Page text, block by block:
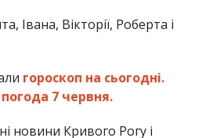
Івана, Вікторії, Роберта і
гороскоп на сьогодні.
7 червня.
новини Кривого Рогу і